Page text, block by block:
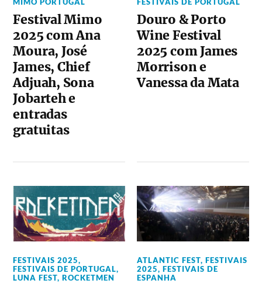
Festival Mimo
2025 com Ana
Moura, José
James, Chief
Adjuah, Sona
Jobarteh e
entradas
gratuitas
Douro & Porto
Wine Festival
2025 com James
Morrison e
Vanessa da Mata
FESTIVAIS 2025,
FESTIVAIS DE PORTUGAL,
LUNA FEST,ROCKETMEN
ATLANTIC FEST,FESTIVAIS
2025,FESTIVAIS DE
ESPANHA